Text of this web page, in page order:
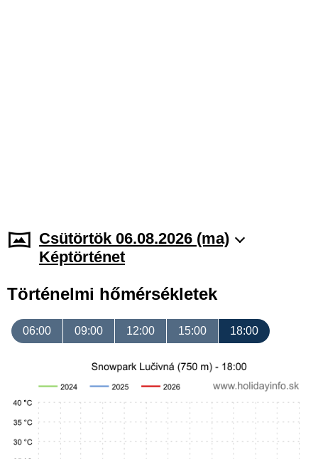
Csütörtök 06.08.2026 (ma)
Képtörténet
Történelmi hőmérsékletek
06:00 09:00 12:00 15:00 18:00